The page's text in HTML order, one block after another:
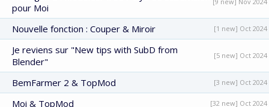
pour Moi
Nouvelle fonction : Couper & Miroir [1 new] Oct 2024
Je reviens sur "New tips with SubD from
Blender"
[5 new] Oct 2024
BemFarmer 2 & TopMod [3 new] Oct 2024
Moi & TopMod [32 new] Oct 2024